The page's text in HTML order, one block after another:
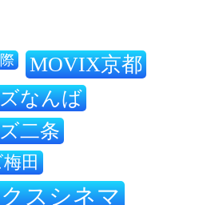
MOVIX京都
なんば
二条
梅田
スシネマ